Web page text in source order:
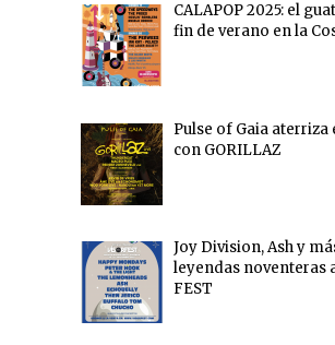
CALAPOP 2025: el
fin de verano en la
Pulse of Gaia aterriza
con GORILLAZ
Joy Division, Ash y
leyendas noventeras
FEST